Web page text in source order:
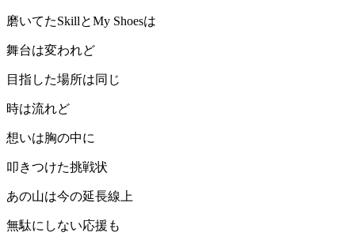
磨いてたSkillとMy Shoesは
舞台は変われど
目指した場所は同じ
時は流れど
想いは胸の中に
叩きつけた挑戦状
あの山は今の延長線上
無駄にしない応援も